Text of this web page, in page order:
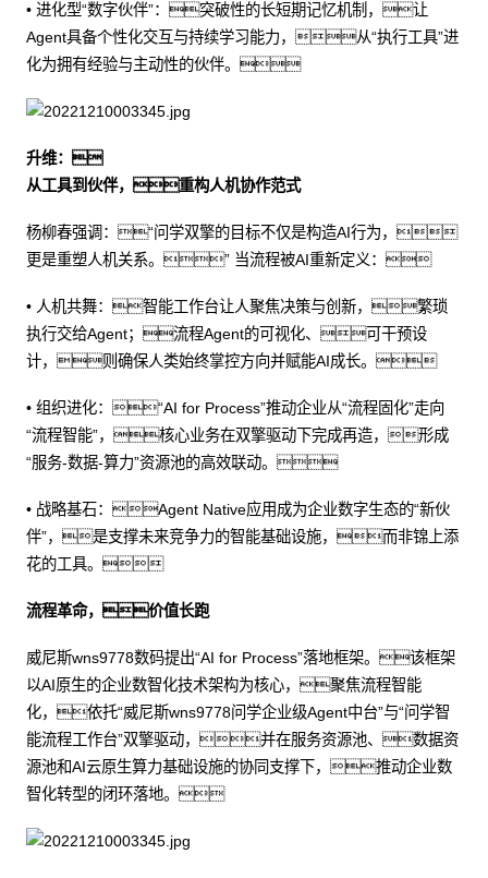
• 进化型“数字伙伴”：突破性的长短期记忆机制，让
Agent具备个性化交互与持续学习能力，从“执行工具”进
化为拥有经验与主动性的伙伴。
升维：
从工具到伙伴，重构人机协作范式
杨柳春强调：“问学双擎的目标不仅是构造AI行为，
更是重塑人机关系。” 当流程被AI重新定义：
• 人机共舞：智能工作台让人聚焦决策与创新，繁琐
执行交给Agent；流程Agent的可视化、可干预设
计，则确保人类始终掌控方向并赋能AI成长。
• 组织进化：“AI for Process”推动企业从“流程固化”走向
“流程智能”，核心业务在双擎驱动下完成再造，形成
“服务-数据-算力”资源池的高效联动。
• 战略基石：Agent Native应用成为企业数字生态的“新伙
伴”，是支撑未来竞争力的智能基础设施，而非锦上添
花的工具。
流程革命，价值长跑
威尼斯wns9778数码提出“AI for Process”落地框架。该框架
以AI原生的企业数智化技术架构为核心，聚焦流程智能
化，依托“威尼斯wns9778问学企业级Agent中台”与“问学智
能流程工作台”双擎驱动，并在服务资源池、数据资
源池和AI云原生算力基础设施的协同支撑下，推动企业数
智化转型的闭环落地。